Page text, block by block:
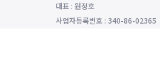
대표 : 원정호
사업자등록번호 : 340-86-02365